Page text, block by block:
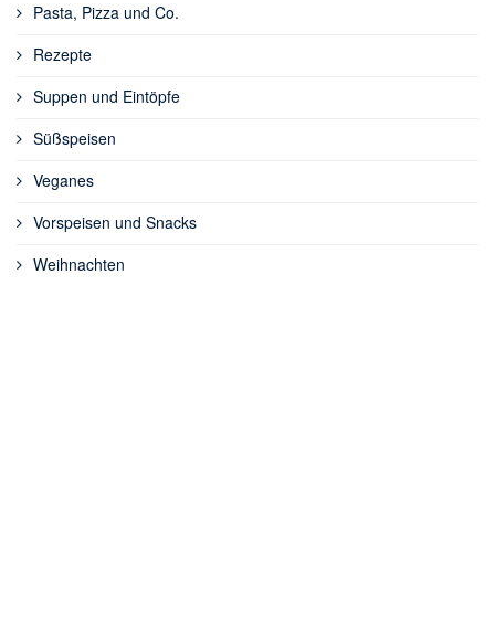
Pasta, Pizza und Co.
Rezepte
Suppen und Eintöpfe
Süßspeisen
Veganes
Vorspeisen und Snacks
Weihnachten